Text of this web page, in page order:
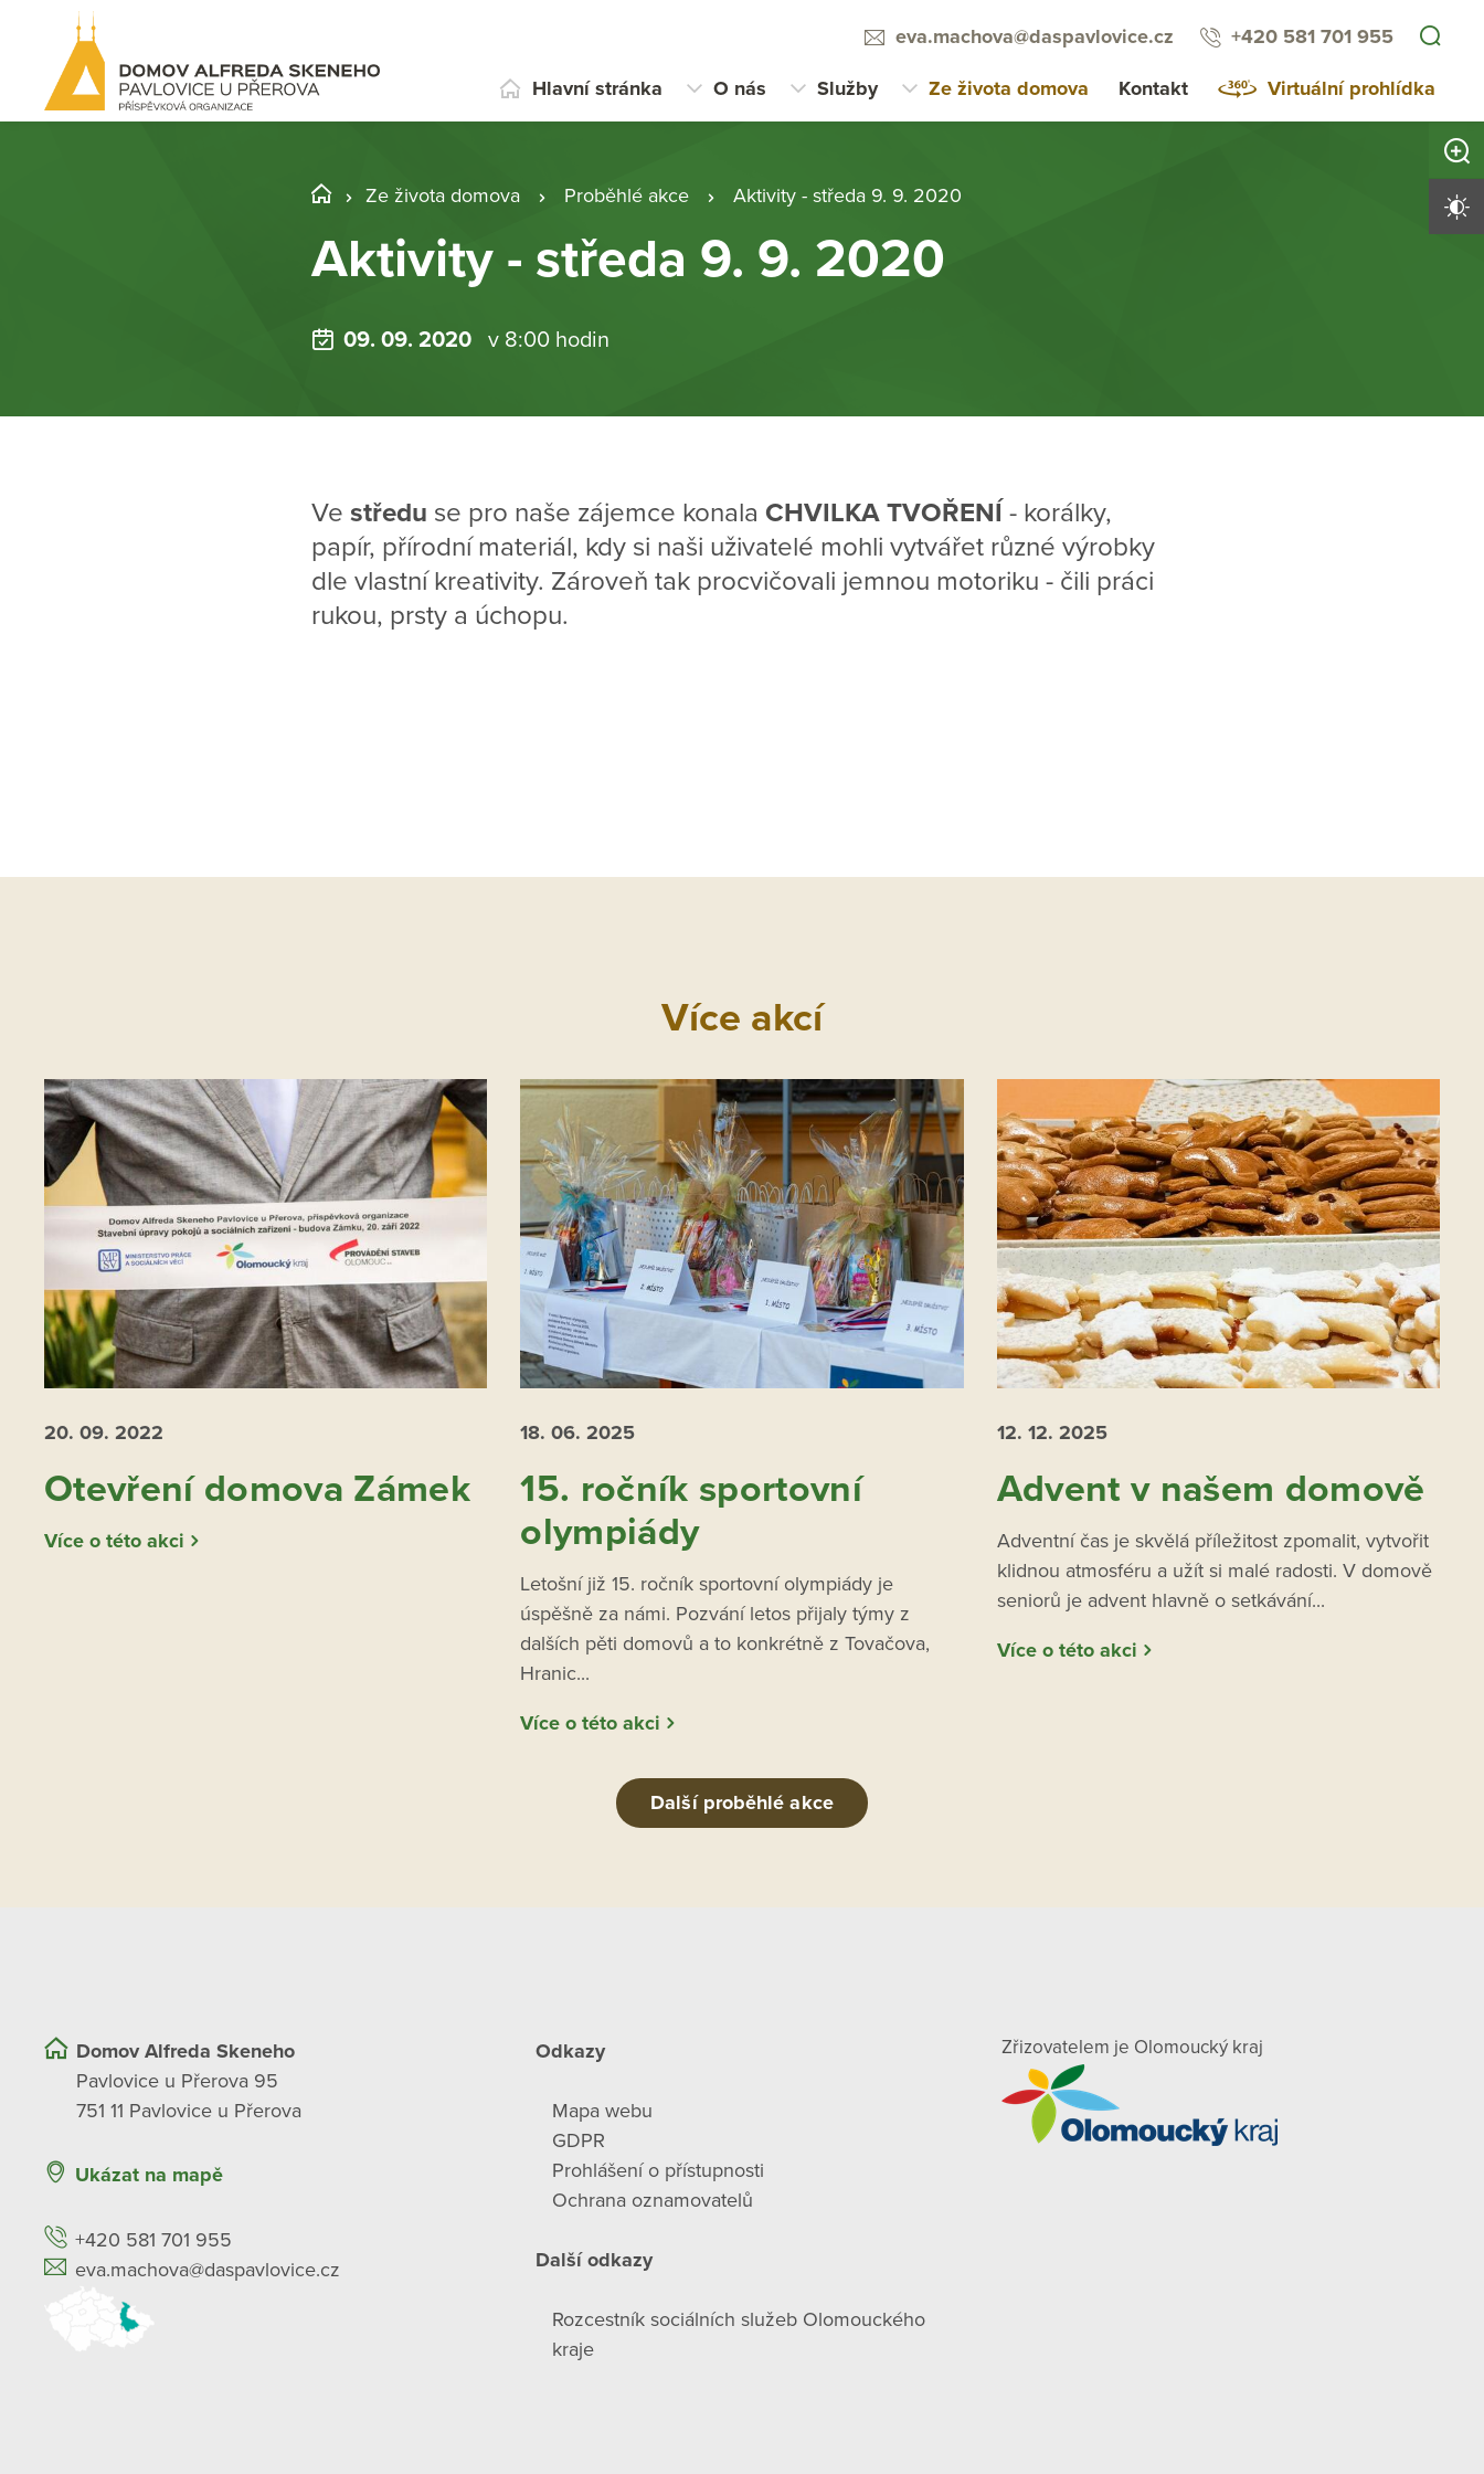
eva.machova@daspavlovice.cz +420 581 701 955
Hlavní stránka O nás Služby Ze života domova Kontakt Virtuální prohlídka
Ze života domova Proběhlé akce Aktivity - středa 9. 9. 2020
Aktivity - středa 9. 9. 2020
09. 09. 2020 v 8:00 hodin
Ve středu se pro naše zájemce konala CHVILKA TVOŘENÍ - korálky,
papír, přírodní materiál, kdy si naši uživatelé mohli vytvářet různé výrobky
dle vlastní kreativity. Zároveň tak procvičovali jemnou motoriku - čili práci
rukou, prsty a úchopu.
Více akcí
20. 09. 2022
Otevření domova Zámek
Více o této akci
18. 06.2025
15. ročník sportovní
olympiády
Letošní již 15. ročník sportovní olympiády je
úspěšně za námi. Pozvání letos přijaly týmy z
dalších pěti domovů a to konkrétně z Tovačova,
Hranic...
Více o této akci
12. 12. 2025
Advent v našem domově
Adventní čas je skvělá příležitost zpomalit, vytvořit
klidnou atmosféru a užít si malé radosti. V domově
seniorů je advent hlavně o setkávání...
Více o této akci
Další proběhlé akce
Domov Alfreda Skeneho
Pavlovice u Přerova 95
751 11 Pavlovice u Přerova
Ukázat na mapě
+420 581 701 955
eva.machova@daspavlovice.cz
Odkazy
Mapa webu
GDPR
Prohlášení o přístupnosti
Ochrana oznamovatelů
Další odkazy
Rozcestník sociálních služeb Olomouckého
kraje
Zřizovatelem je Olomoucký kraj